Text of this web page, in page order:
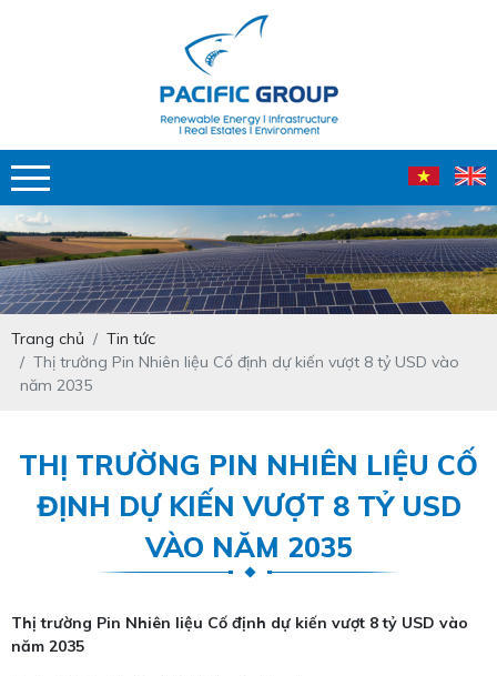
Trang chủ
Tin tức
Thị trường Pin Nhiên liệu Cố định dự kiến vượt 8 tỷ USD vào
năm 2035
THỊ TRƯỜNG PIN NHIÊN LIỆU CỐ
ĐỊNH DỰ KIẾN VƯỢT 8 TỶ USD
VÀO NĂM 2035
Thị trường Pin Nhiên liệu Cố định dự kiến vượt 8 tỷ USD vào
năm 2035